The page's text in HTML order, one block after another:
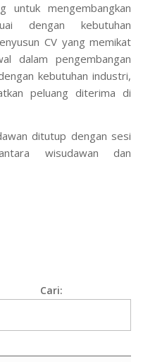
untuk mengembangkan
dengan kebutuhan
CV yang memikat
dalam pengembangan
kebutuhan industri,
peluang diterima di
ditutup dengan sesi
wisudawan dan
Cari: